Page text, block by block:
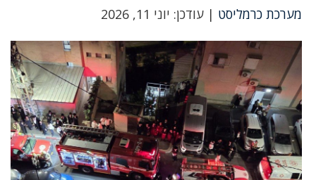
מערכת כרמליסט | עודכן: יוני 11, 2026